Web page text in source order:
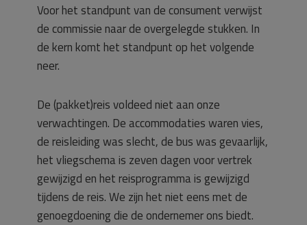
Voor het standpunt van de consument verwijst
de commissie naar de overgelegde stukken. In
de kern komt het standpunt op het volgende
neer.
De (pakket)reis voldeed niet aan onze
verwachtingen. De accommodaties waren vies,
de reisleiding was slecht, de bus was gevaarlijk,
het vliegschema is zeven dagen voor vertrek
gewijzigd en het reisprogramma is gewijzigd
tijdens de reis. We zijn het niet eens met de
genoegdoening die de ondernemer ons biedt.